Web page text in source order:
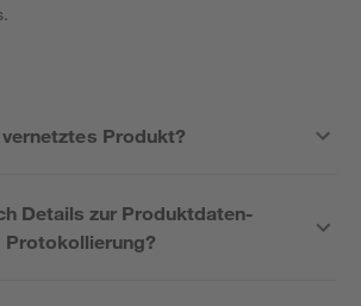
Produkt?
Details zur Produktdaten-
Protokollierung?